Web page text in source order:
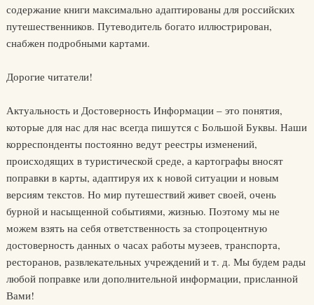
содержание книги максимально адаптированы для российских
путешественников. Путеводитель богато иллюстрирован,
снабжен подробными картами.
Дорогие читатели!
Актуальность и Достоверность Информации – это понятия,
которые для нас для нас всегда пишутся с Большой Буквы. Наши
корреспонденты постоянно ведут реестры изменений,
происходящих в туристической среде, а картографы вносят
поправки в карты, адаптируя их к новой ситуации и новым
версиям текстов. Но мир путешествий живет своей, очень
бурной и насыщенной событиями, жизнью. Поэтому мы не
можем взять на себя ответственность за стопроцентную
достоверность данных о часах работы музеев, транспорта,
ресторанов, развлекательных учреждений и т. д. Мы будем рады
любой поправке или дополнительной информации, присланной
Вами!